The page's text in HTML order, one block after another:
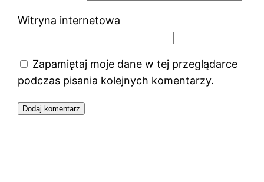
Witryna internetowa
Zapamiętaj moje dane w tej przeglądarce
podczas pisania kolejnych komentarzy.